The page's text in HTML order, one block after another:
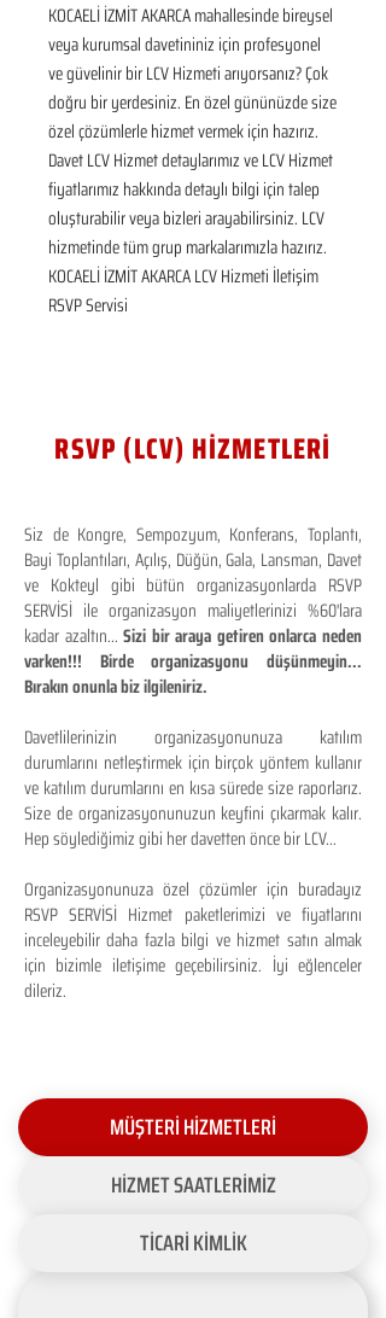
KOCAELİ İZMİT AKARCA mahallesinde bireysel
veya kurumsal davetininiz için profesyonel
ve güvelinir bir LCV Hizmeti arıyorsanız? Çok
doğru bir yerdesiniz. En özel gününüzde size
özel çözümlerle hizmet vermek için hazırız.
Davet LCV Hizmet detaylarımız ve LCV Hizmet
fiyatlarımız hakkında detaylı bilgi için talep
oluşturabilir veya bizleri arayabilirsiniz. LCV
hizmetinde tüm grup markalarımızla hazırız.
KOCAELİ İZMİT AKARCA LCV Hizmeti İletişim
RSVP Servisi
RSVP (LCV) HİZMETLERİ
Siz de Kongre, Sempozyum, Konferans, Toplantı,
Bayi Toplantıları, Açılış, Düğün, Gala, Lansman, Davet
ve Kokteyl gibi bütün organizasyonlarda RSVP
SERVİSİ ile organizasyon maliyetlerinizi %60'lara
kadar azaltın...Sizi bir araya getiren onlarca neden
varken!!! Birde organizasyonu düşünmeyin...
Bırakın onunla biz ilgileniriz.
Davetlilerinizin organizasyonunuza katılım
durumlarını netleştirmek için birçok yöntem kullanır
ve katılım durumlarını en kısa sürede size raporlarız.
Size de organizasyonunuzun keyfini çıkarmak kalır.
Hep söylediğimiz gibi her davetten önce bir LCV...
Organizasyonunuza özel çözümler için buradayız
RSVP SERVİSİ Hizmet paketlerimizi ve fiyatlarını
inceleyebilir daha fazla bilgi ve hizmet satın almak
için bizimle iletişime geçebilirsiniz. İyi eğlenceler
dileriz.
MÜŞTERİ HİZMETLERİ
HİZMET SAATLERİMİZ
TİCARİ KİMLİK